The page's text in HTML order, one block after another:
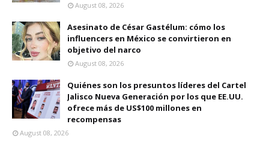
August 08, 2026
Asesinato de César Gastélum: cómo los
influencers en México se convirtieron en
objetivo del narco
August 08, 2026
Quiénes son los presuntos líderes del Cartel
Jalisco Nueva Generación por los que EE.UU.
ofrece más de US$100 millones en
recompensas
August 08, 2026